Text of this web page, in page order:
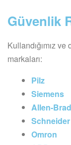
Güvenlik
Kullandığımız
markaları:
Pilz
Siemens
Allen-
Omron